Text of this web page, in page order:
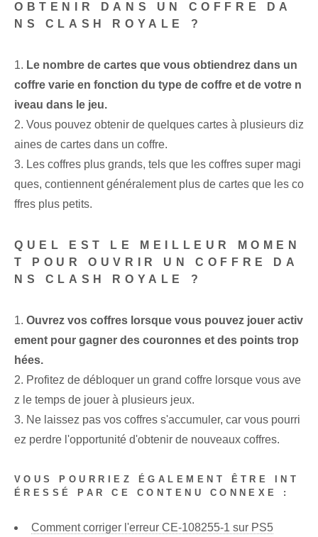
OBTENIR DANS UN COFFRE DA
NS CLASH ROYALE ?
1. Le nombre de cartes que vous obtiendrez dans un
coffre varie en fonction du type de coffre et de votre n
iveau dans le jeu.
2. Vous pouvez obtenir de quelques cartes à plusieurs diz
aines de cartes dans un coffre.
3. Les coffres plus grands, tels que les coffres super magi
ques, contiennent généralement plus de cartes que les co
ffres plus petits.
QUEL EST LE MEILLEUR MOMEN
T POUR OUVRIR UN COFFRE DA
NS CLASH ROYALE ?
1. Ouvrez vos coffres lorsque vous pouvez jouer activ
ement pour gagner des couronnes et des points trop
hées.
2. Profitez de débloquer un grand coffre lorsque vous ave
z le temps de jouer à plusieurs jeux.
3. Ne laissez pas vos coffres s'accumuler, car vous pourri
ez perdre l'opportunité d'obtenir de nouveaux coffres.
VOUS POURRIEZ ÉGALEMENT ÊTRE INT
ÉRESSÉ PAR CE CONTENU CONNEXE :
Comment corriger l'erreur CE-108255-1 sur PS5